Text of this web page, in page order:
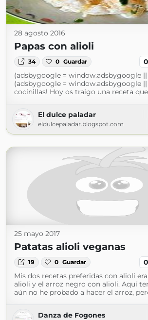
28 agosto 2016
Papas con alioli
34 0 Guardar 0
(adsbygoogle = window.adsbygoogle ||
(adsbygoogle = window.adsbygoogle ||
cocinillas! Hoy os traigo una receta que
El dulce paladar
eldulcepaladar.blogspot.com
25 mayo 2017
Patatas alioli veganas
19 0 Guardar 0
Mis dos recetas preferidas con alioli
alioli y el arroz negro con alioli. Aquí
aún no he probado a hacer el arroz,
Danza de Fogones